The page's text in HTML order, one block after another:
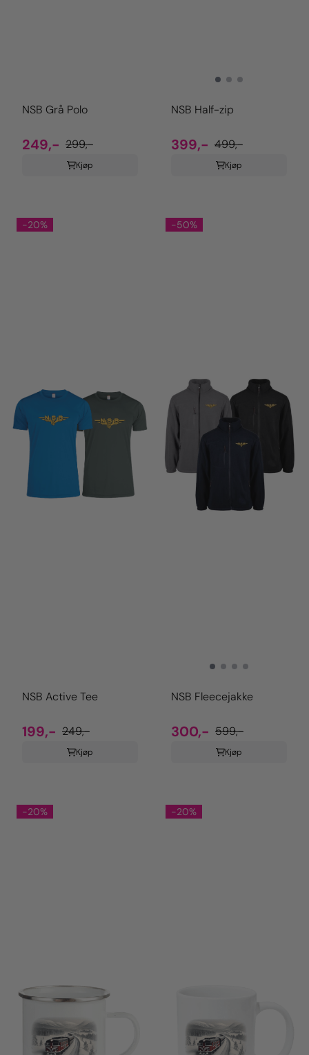
NSB Grå Polo
249,- 299,-
Kjøp
NSB Half-zip
399,- 499,-
Kjøp
-20%
NSB Active Tee
199,- 249,-
Kjøp
-50%
NSB Fleecejakke
300,- 599,-
Kjøp
-20% -20%